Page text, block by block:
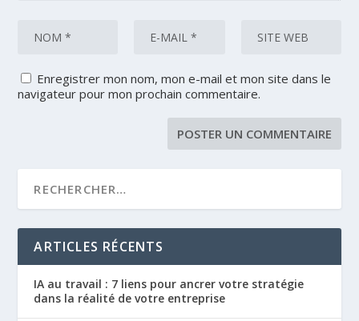
Enregistrer mon nom, mon e-mail et mon site dans le
navigateur pour mon prochain commentaire.
ARTICLES RÉCENTS
IA au travail : 7 liens pour ancrer votre stratégie
dans la réalité de votre entreprise